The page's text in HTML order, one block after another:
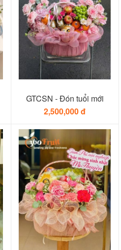
GTCSN - Đón tuổi mới
2,500,000 đ